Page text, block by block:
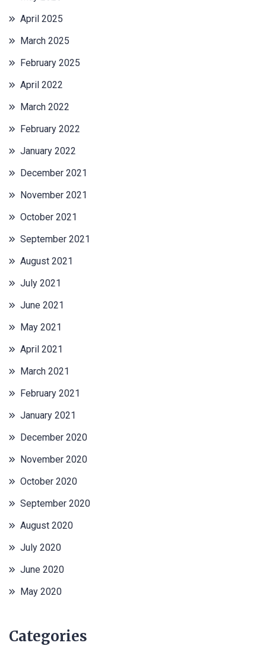
April 2025
March 2025
February 2025
April 2022
March 2022
February 2022
January 2022
December 2021
November 2021
October 2021
September 2021
August 2021
July 2021
June 2021
May 2021
April 2021
March 2021
February 2021
January 2021
December 2020
November 2020
October 2020
September 2020
August 2020
July 2020
June 2020
May 2020
Categories